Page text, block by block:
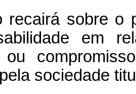
recairá sobre o
em
ou
sociedade